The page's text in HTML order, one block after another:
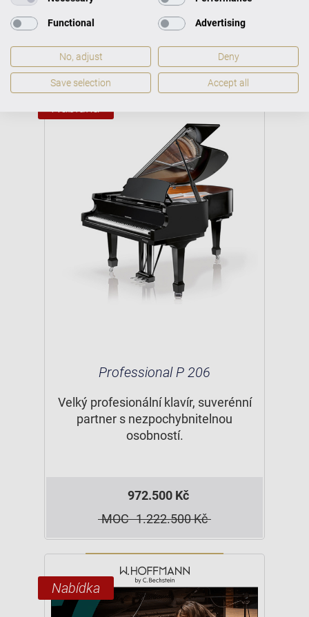
W. HOFFMANN VISION
Professional P 206
Velký profesionální klavír, suverénní
partner s nezpochybnitelnou
osobností.
972.500 Kč
MOC 1.222.500 Kč
Nabídka
Functional Advertising
No, adjust Deny
Save selection Accept all